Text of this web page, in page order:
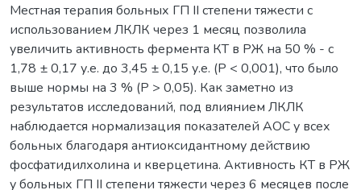
Местная терапия больных ГП II степени тяжести с
использованием ЛКЛК через 1 месяц позволила
увеличить активность фермента КТ в РЖ на 50 % - с
1,78 ± 0,17 у.е. до 3,45 ± 0,15 у.е. (P < 0,001), что было
выше нормы на 3 % (Р > 0,05). Как заметно из
результатов исследований, под влиянием ЛКЛК
наблюдается нормализация показателей АОС у всех
больных благодаря антиоксидантному действию
фосфатидилхолина и кверцетина. Активность КТ в РЖ
у больных ГП II степени тяжести через 6 месяцев после